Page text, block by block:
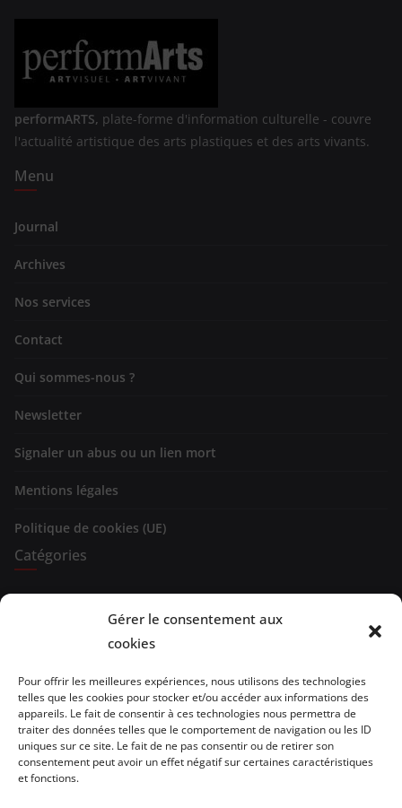
Gérer le consentement aux
cookies
Pour offrir les meilleures expériences, nous utilisons des technologies
telles que les cookies pour stocker et/ou accéder aux informations des
appareils. Le fait de consentir à ces technologies nous permettra de
traiter des données telles que le comportement de navigation ou les ID
uniques sur ce site. Le fait de ne pas consentir ou de retirer son
consentement peut avoir un effet négatif sur certaines caractéristiques
et fonctions.
performARTS, plate-forme d'information culturelle - couvre
l'actualité artistique des arts plastiques et des arts vivants.
Menu
Journal
Archives
Nos services
Contact
Qui sommes-nous ?
Newsletter
Signaler un abus ou un lien mort
Mentions légales
Politique de cookies (UE)
Catégories
Evénements
Brèves de lecture
Opinion